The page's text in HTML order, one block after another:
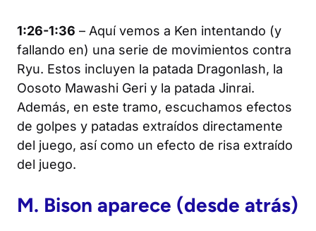
1:26-1:36 – Aquí vemos a Ken intentando (y
fallando en) una serie de movimientos contra
Ryu. Estos incluyen la patada Dragonlash, la
Oosoto Mawashi Geri y la patada Jinrai.
Además, en este tramo, escuchamos efectos
de golpes y patadas extraídos directamente
del juego, así como un efecto de risa extraído
del juego.
M. Bison aparece (desde atrás)